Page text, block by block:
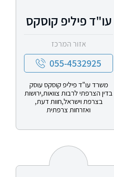
עו"ד פיליפ קוסקס
אזור המרכז
055-4532925
משרד עו"ד פיליפ קוסקס עוסק
בדין הצרפתי לרבות צוואות,ירושות
בצרפת וישראל,חוות דעת,
ואזרחות צרפתית